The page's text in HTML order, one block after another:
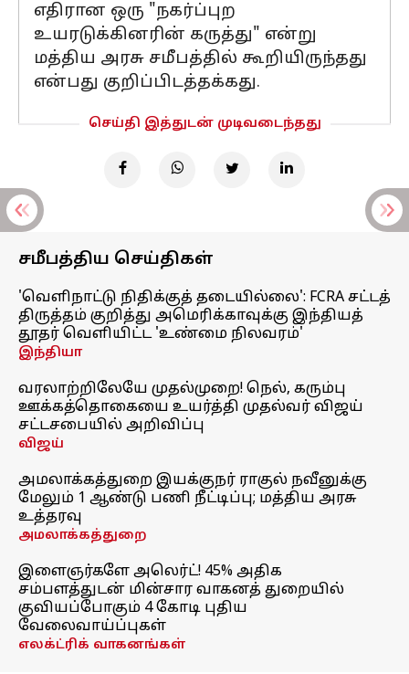
எதிரான ஒரு "நகர்ப்புற
உயரடுக்கினரின் கருத்து" என்று
மத்திய அரசு சமீபத்தில் கூறியிருந்தது
என்பது குறிப்பிடத்தக்கது.
செய்தி இத்துடன் முடிவடைந்தது
சமீபத்திய செய்திகள்
'வெளிநாட்டு நிதிக்குத் தடையில்லை': FCRA சட்டத்
திருத்தம் குறித்து அமெரிக்காவுக்கு இந்தியத்
தூதர் வெளியிட்ட 'உண்மை நிலவரம்'
இந்தியா
வரலாற்றிலேயே முதல்முறை! நெல், கரும்பு
ஊக்கத்தொகையை உயர்த்தி முதல்வர் விஜய்
சட்டசபையில் அறிவிப்பு
விஜய்
அமலாக்கத்துறை இயக்குநர் ராகுல் நவீனுக்கு
மேலும் 1 ஆண்டு பணி நீட்டிப்பு; மத்திய அரசு
உத்தரவு
அமலாக்கத்துறை
இளைஞர்களே அலெர்ட்! 45% அதிக
சம்பளத்துடன் மின்சார வாகனத் துறையில்
குவியப்போகும் 4 கோடி புதிய
வேலைவாய்ப்புகள்
எலக்ட்ரிக் வாகனங்கள்